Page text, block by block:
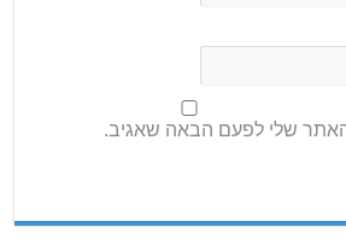
שלי לפעם הבאה שאגיב.